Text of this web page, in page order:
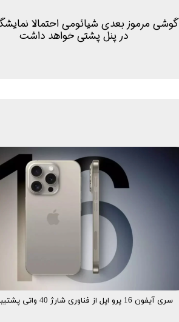
گوشی مرموز بعدی شیائومی احتمالا
در پنل پشتی خواهد داشت
سری آیفون 16 پرو اپل از فناوری شارژ 40 واتی پشتیبانی خواهد کرد